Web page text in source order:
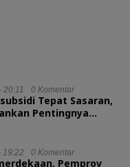
20:11 0 Komentar
Tepat Sasaran,
Pentingnya
19:22 0 Komentar
Pemprov